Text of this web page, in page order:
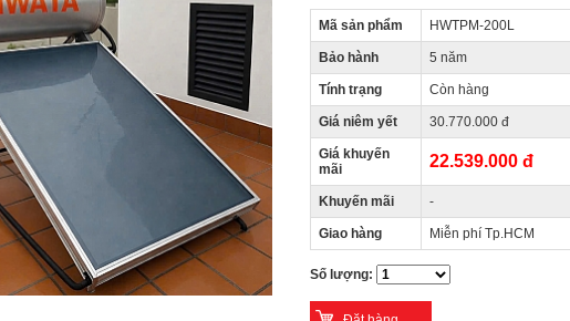
Mã sản phẩm HWTPM-200L
Bảo hành 5 năm
Tính trạng Còn hàng
Giá niêm yết 30.770.000 đ
Giá khuyến
mãi
22.539.000 đ
Khuyến mãi -
Giao hàng Miễn phí Tp.HCM
Số lượng: